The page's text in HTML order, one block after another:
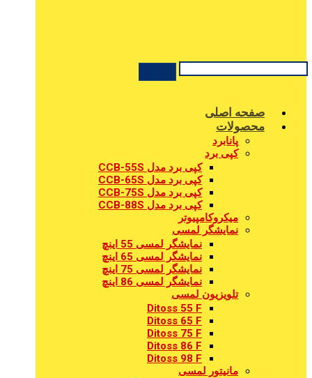
صفحه اصلی
محصولات
پانابرد
کپی برد
کپی برد مدل CCB-55S
کپی برد مدل CCB-65S
کپی برد مدل CCB-75S
کپی برد مدل CCB-88S
میکروکامپیوتر
نمایشگر لمسی
نمایشگر لمسی 55 اینچ
نمایشگر لمسی 65 اینچ
نمایشگر لمسی 75 اینچ
نمایشگر لمسی 86 اینچ
تلویزیون لمسی
Ditoss 55 F
Ditoss 65 F
Ditoss 75 F
Ditoss 86 F
Ditoss 98 F
مانیتور لمسی